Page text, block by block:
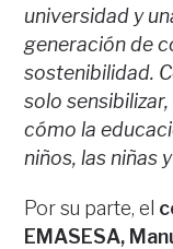
universidad y
generación de
sostenibilidad.
solo
cómo la
niños, las niñas
Por su parte, el
EMASESA,